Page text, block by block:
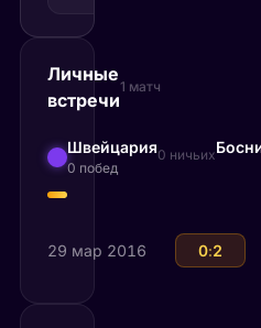
Личные
встречи
1 матч
Швейцария
0 побед
0 ничьих
29 мар 2016 Швейцария
0:2